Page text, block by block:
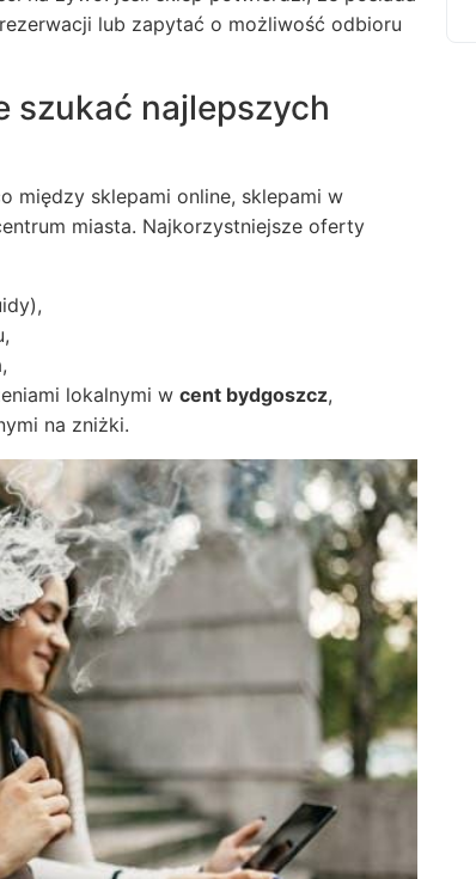
lub zapytać o możliwość odbioru
szukać najlepszych
między sklepami online, sklepami w
miasta. Najkorzystniejsze oferty
lokalnymi w cent bydgoszcz,
na zniżki.